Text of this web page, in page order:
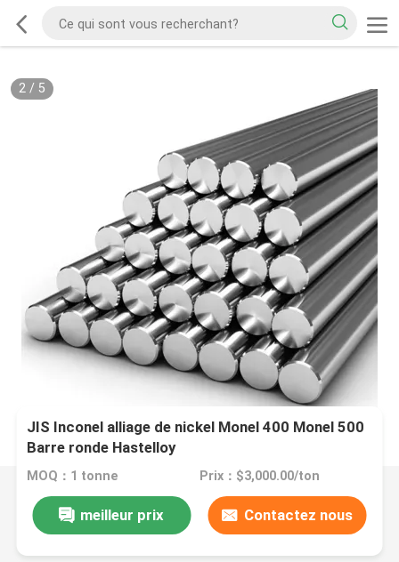
2/ 5
JIS Inconel alliage de nickel Monel 400 Monel 500
Barre ronde Hastelloy
MOQ：1 tonne Prix：$3,000.00/ton
meilleur prix Contactez nous